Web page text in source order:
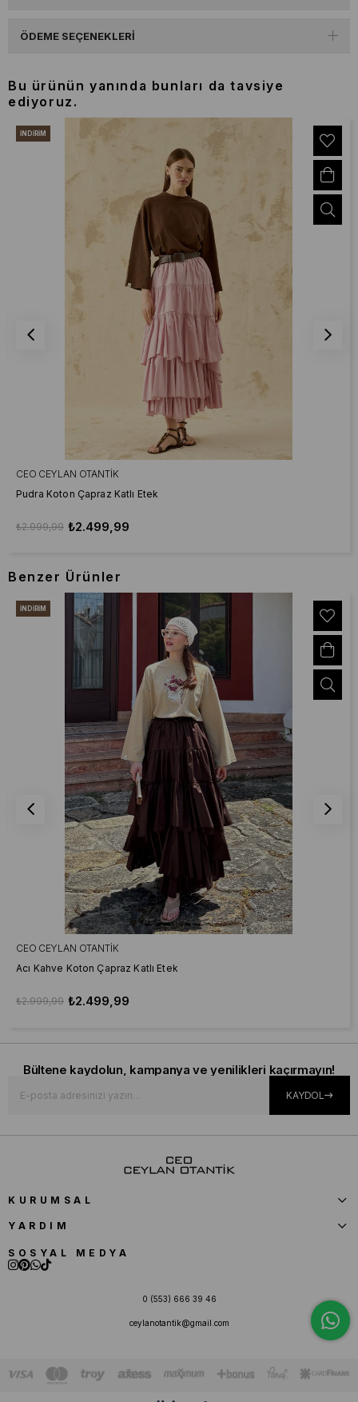
ÖDEME SEÇENEKLERI
Bu ürünün yanında bunları da tavsiye
ediyoruz.
CEO CEYLAN OTANTIK
Pudra Koton Çapraz Katlı Etek
₺2.499,99
₺2.999,99
İNDIRIM
Benzer Ürünler
CEO CEYLAN OTANTIK
Acı Kahve Koton Çapraz Katlı Etek
₺2.499,99
₺2.999,99
İNDIRIM
Bültene kaydolun, kampanya ve yenilikleri kaçırmayın!
KAYDOL
KURUMSAL
YARDIM
SOSYAL MEDYA
0 (553) 666 39 46
ceylanotantik@gmail.com